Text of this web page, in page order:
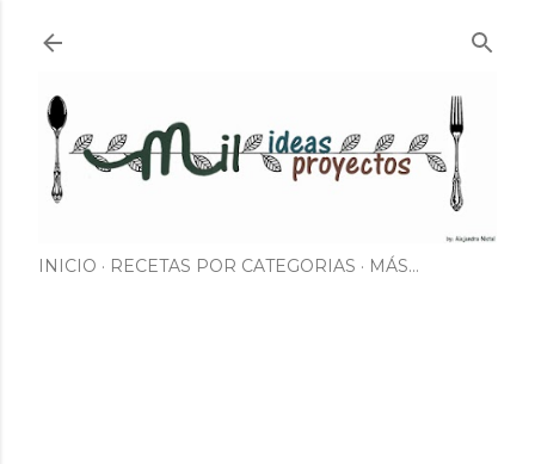
INICIO RECETAS POR CATEGORIAS MÁS…